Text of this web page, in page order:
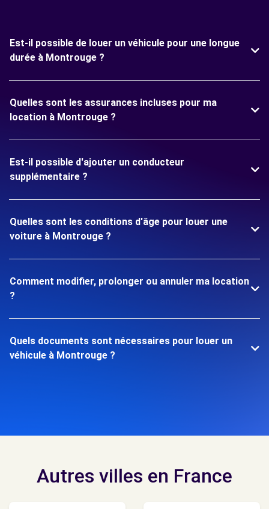
Est-il possible de louer un véhicule pour une longue
durée à Montrouge ?
Quelles sont les assurances incluses pour ma
location à Montrouge ?
Est-il possible d'ajouter un conducteur
supplémentaire ?
Quelles sont les conditions d'âge pour louer une
voiture à Montrouge ?
Comment modifier, prolonger ou annuler ma location
?
Quels documents sont nécessaires pour louer un
véhicule à Montrouge ?
Autres villes en France